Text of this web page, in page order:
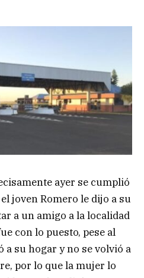
ayer se cumplió
joven Romero le dijo a su
a un amigo a la localidad
con lo puesto, pese al
su hogar y no se volvió a
por lo que la mujer lo